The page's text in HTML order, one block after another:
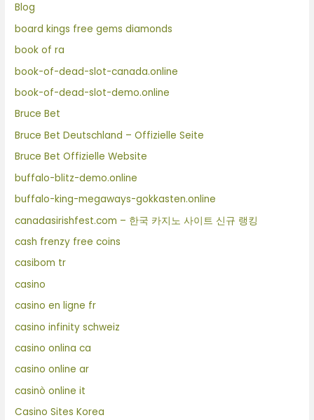
Blog
board kings free gems diamonds
book of ra
book-of-dead-slot-canada.online
book-of-dead-slot-demo.online
Bruce Bet
Bruce Bet Deutschland – Offizielle Seite
Bruce Bet Offizielle Website
buffalo-blitz-demo.online
buffalo-king-megaways-gokkasten.online
canadasirishfest.com – 한국 카지노 사이트 신규 랭킹
cash frenzy free coins
casibom tr
casino
casino en ligne fr
casino infinity schweiz
casino onlina ca
casino online ar
casinò online it
Casino Sites Korea